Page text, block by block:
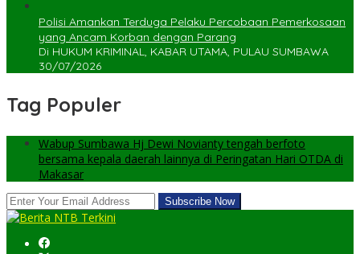
Polisi Amankan Terduga Pelaku Percobaan Pemerkosaan
yang Ancam Korban dengan Parang
Di HUKUM KRIMINAL, KABAR UTAMA, PULAU SUMBAWA
30/07/2026
Tag Populer
Wabup Sumbawa Hj Dewi Novianty tengah berfoto
bersama kepala daerah lainnya di Peringatan Hari OTDA di
Makasar